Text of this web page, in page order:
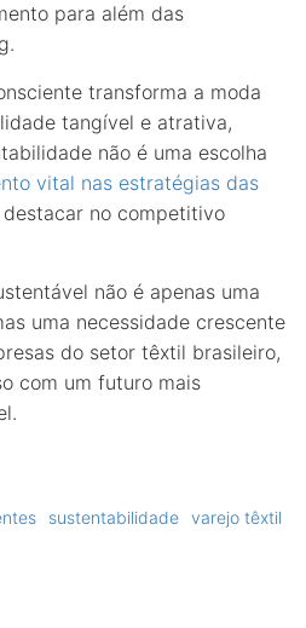
para além das
transforma a moda
tangível e atrativa,
não é uma escolha
vital nas estratégias das
no competitivo
não é apenas uma
uma necessidade crescente
do setor têxtil brasileiro,
com um futuro mais
sustentabilidade varejo têxtil